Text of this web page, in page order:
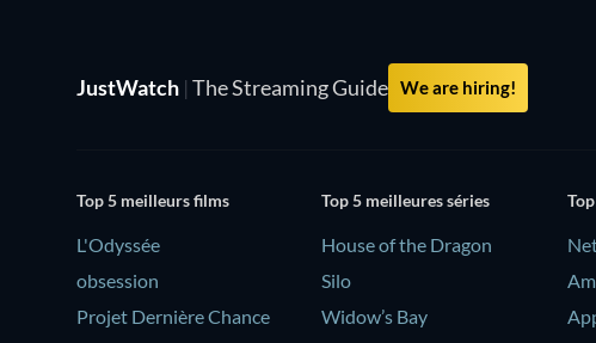
JustWatch | The Streaming Guide We are hiring!
Top 5 meilleurs films
L'Odyssée
obsession
Projet Dernière Chance
Top 5 meilleures séries
House of the Dragon
Silo
Widow’s Bay